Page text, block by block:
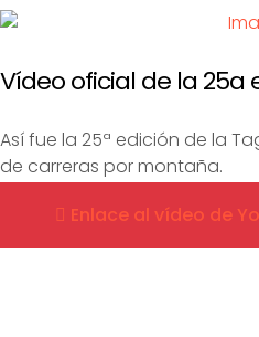
Vídeo oficial de la 25a
Así fue la 25ª edición de la
de carreras por montaña.
Enlace al vídeo de